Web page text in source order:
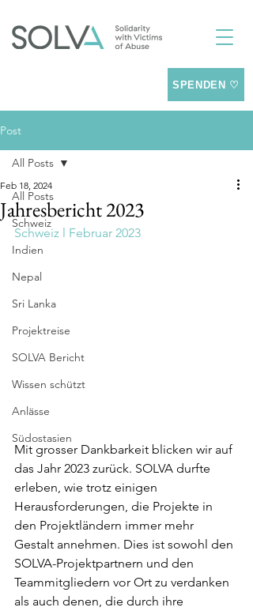
SPENDEN ♡
Post
All Posts
Schweiz
Indien
Nepal
Sri Lanka
Projektreise
SOLVA Bericht
Wissen schützt
Anlässe
Südostasien
All Posts
Jahresbericht 2023
Feb 18, 2024
Schweiz l Februar 2023
Mit grosser Dankbarkeit blicken wir auf
das Jahr 2023 zurück. SOLVA durfte
erleben, wie trotz einigen
Herausforderungen, die Projekte in
den Projektländern immer mehr
Gestalt annehmen. Dies ist sowohl den
SOLVA-Projektpartnern und den
Teammitgliedern vor Ort zu verdanken
als auch denen, die durch ihre